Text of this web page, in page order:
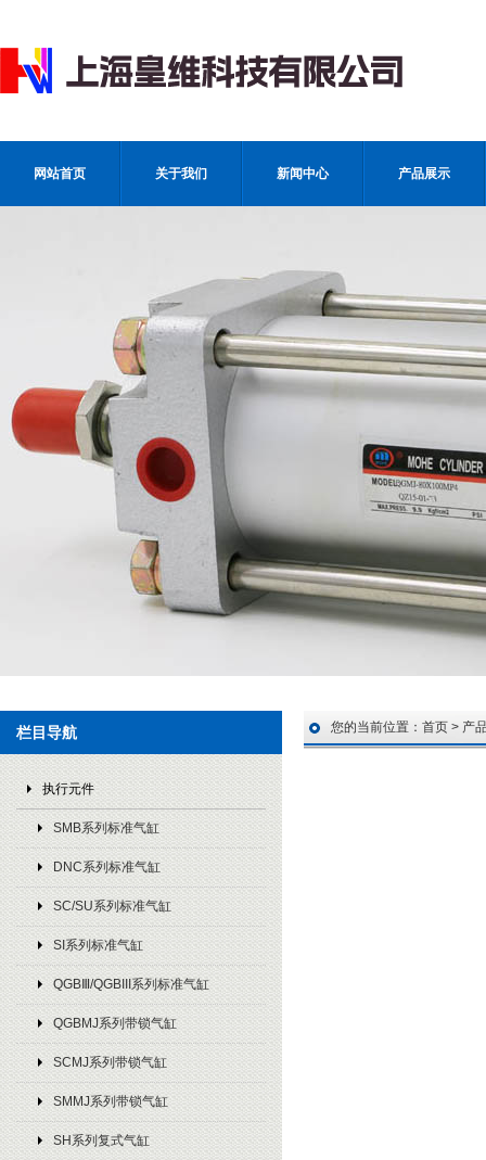
网站首页 关于我们 新闻中心 产品展示
栏目导航
执行元件
SMB系列标准气缸
DNC系列标准气缸
SC/SU系列标准气缸
SI系列标准气缸
QGBⅢ/QGBIII系列标准气缸
QGBMJ系列带锁气缸
SCMJ系列带锁气缸
SMMJ系列带锁气缸
SH系列复式气缸
您的当前位置： 首页 > 产